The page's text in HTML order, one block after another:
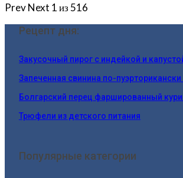
PrevNext 1 из 516
Рецепт дня:
Закусочный пирог с индейкой и
Запеченная свинина по-
Болгарский перец фаршированный
Трюфели из детского питания
Популярные категории